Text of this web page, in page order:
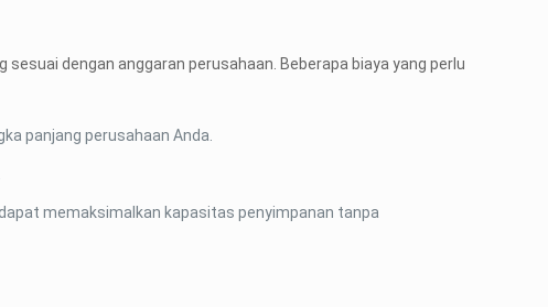
dengan anggaran perusahaan. Beberapa biaya yang perlu
panjang perusahaan Anda.
memaksimalkan kapasitas penyimpanan tanpa